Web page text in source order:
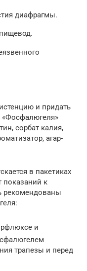
диафрагмы.
и придать
«Фосфалюгеля»
сорбат калия,
агар-
в пакетиках
показаний к
рекомендованы
рфлюксе и
трапезы и перед